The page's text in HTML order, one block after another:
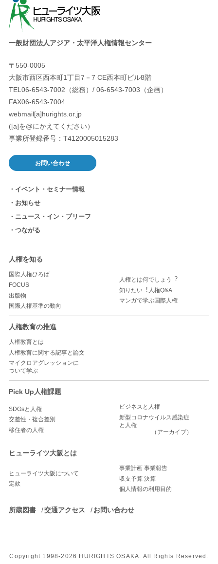
一般財団法人アジア・太平洋人権情報センター
〒550-0005
大阪市西区西本町1丁目7－7 CE西本町ビル8階
TEL06-6543-7002（総務）/ 06-6543-7003（企画）
FAX06-6543-7004
webmail[a]hurights.or.jp
([a]を@にかえてください）
事業所登録番号：T4120005015283
お問い合わせ
イベント・セミナー情報
お知らせ
ニュース・イン・ブリーフ
つながる
人権を知る
国際人権ひろば
FOCUS
出版物
国際人権基準の動向
人権とは何でしょう︖
知りたい︕人権Q&A
マンガで学ぶ国際人権
人権教育の推進
人権教育とは
人権教育に関する記事と論文
マイクロアグレッションに
ついて学ぶ
Pick Up人権課題
SDGsと人権
交差性・複合差別
移住者の人権
ビジネスと人権
新型コロナウイルス感染症
と人権
（アーカイブ）
ヒューライツ大阪とは
ヒューライツ大阪について
定款
事業計画 事業報告
収支予算 決算
個人情報の利用目的
所蔵図書 交通アクセス お問い合わせ
Copyright 1998-2026 HURIGHTS OSAKA. All Rights Reserved.